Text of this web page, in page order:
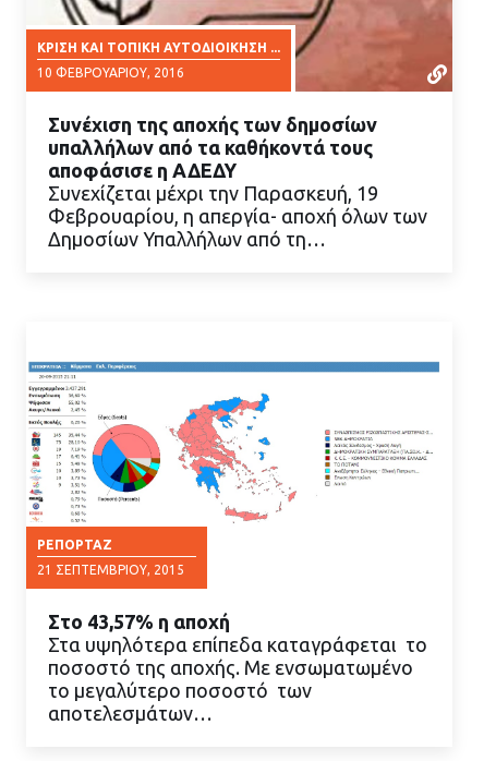
ΚΡΊΣΗ ΚΑΙ ΤΟΠΙΚΉ ΑΥΤΟΔΙΟΊΚΗΣΗ ...
10 ΦΕΒΡΟΥΑΡΊΟΥ, 2016
ΔΙΑΒΑΣΤΕ ΠΕΡΙΣΣΟΤΕΡΑ
Συνέχιση της αποχής των δημοσίων
υπαλλήλων από τα καθήκοντά τους
αποφάσισε η ΑΔΕΔΥ
Συνεχίζεται μέχρι την Παρασκευή, 19
Φεβρουαρίου, η απεργία- αποχή όλων των
Δημοσίων Υπαλλήλων από τη…
ΡΕΠΟΡΤΆΖ
21 ΣΕΠΤΕΜΒΡΊΟΥ, 2015
ΔΙΑΒΑΣΤΕ ΠΕΡΙΣΣΟΤΕΡΑ
Στο 43,57% η αποχή
Στα υψηλότερα επίπεδα καταγράφεται το
ποσοστό της αποχής. Με ενσωματωμένο
το μεγαλύτερο ποσοστό των
αποτελεσμάτων…